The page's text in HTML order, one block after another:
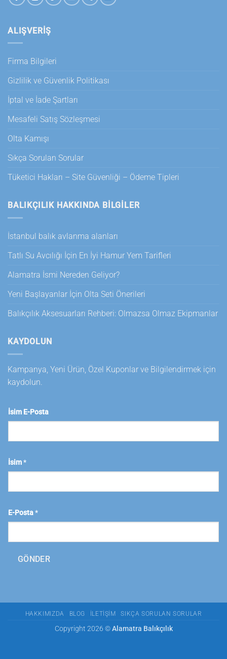
ALIŞVERİŞ
Firma Bilgileri
Gizlilik ve Güvenlik Politikası
İptal ve İade Şartları
Mesafeli Satış Sözleşmesi
Olta Kamışı
Sıkça Sorulan Sorular
Tüketici Hakları – Site Güvenliği – Ödeme Tipleri
BALIKÇILIK HAKKINDA BILGILER
İstanbul balık avlanma alanları
Tatlı Su Avcılığı İçin En İyi Hamur Yem Tarifleri
Alamatra İsmi Nereden Geliyor?
Yeni Başlayanlar İçin Olta Seti Önerileri
Balıkçılık Aksesuarları Rehberi: Olmazsa Olmaz Ekipmanlar
KAYDOLUN
Kampanya, Yeni Ürün, Özel Kuponlar ve Bilgilendirmek için
kaydolun.
İsim E-Posta
İsim*
E-Posta*
GÖNDER
HAKKIMIZDA BLOG İLETIŞIM SIKÇA SORULAN SORULAR
Copyright 2026 ©Alamatra Balıkçılık